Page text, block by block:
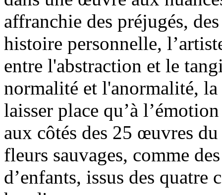
affranchie des préjugés,
histoire personnelle,
entre l'abstraction et le
normalité et l'anormalité,
laisser place qu’à
aux côtés des 25 œuvres
fleurs sauvages, comme
d’enfants, issus des